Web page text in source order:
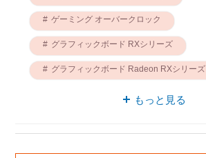
ゲーミング オーバークロック
グラフィックボード RXシリーズ
グラフィックボード Radeon RXシリーズ
もっと見る